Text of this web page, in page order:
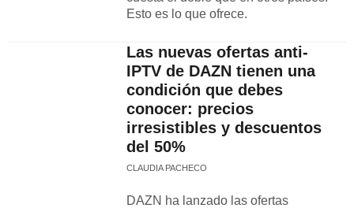
Esto es lo que ofrece.
Las nuevas ofertas anti-
IPTV de DAZN tienen una
condición que debes
conocer: precios
irresistibles y descuentos
del 50%
CLAUDIA PACHECO
DAZN ha lanzado las ofertas